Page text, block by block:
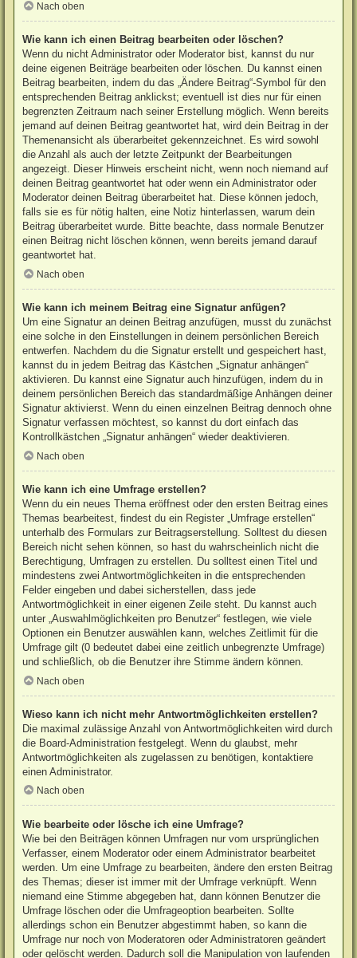
Nach oben
Wie kann ich einen Beitrag bearbeiten oder löschen?
Wenn du nicht Administrator oder Moderator bist, kannst du nur
deine eigenen Beiträge bearbeiten oder löschen. Du kannst einen
Beitrag bearbeiten, indem du das „Ändere Beitrag“-Symbol für den
entsprechenden Beitrag anklickst; eventuell ist dies nur für einen
begrenzten Zeitraum nach seiner Erstellung möglich. Wenn bereits
jemand auf deinen Beitrag geantwortet hat, wird dein Beitrag in der
Themenansicht als überarbeitet gekennzeichnet. Es wird sowohl
die Anzahl als auch der letzte Zeitpunkt der Bearbeitungen
angezeigt. Dieser Hinweis erscheint nicht, wenn noch niemand auf
deinen Beitrag geantwortet hat oder wenn ein Administrator oder
Moderator deinen Beitrag überarbeitet hat. Diese können jedoch,
falls sie es für nötig halten, eine Notiz hinterlassen, warum dein
Beitrag überarbeitet wurde. Bitte beachte, dass normale Benutzer
einen Beitrag nicht löschen können, wenn bereits jemand darauf
geantwortet hat.
Nach oben
Wie kann ich meinem Beitrag eine Signatur anfügen?
Um eine Signatur an deinen Beitrag anzufügen, musst du zunächst
eine solche in den Einstellungen in deinem persönlichen Bereich
entwerfen. Nachdem du die Signatur erstellt und gespeichert hast,
kannst du in jedem Beitrag das Kästchen „Signatur anhängen“
aktivieren. Du kannst eine Signatur auch hinzufügen, indem du in
deinem persönlichen Bereich das standardmäßige Anhängen deiner
Signatur aktivierst. Wenn du einen einzelnen Beitrag dennoch ohne
Signatur verfassen möchtest, so kannst du dort einfach das
Kontrollkästchen „Signatur anhängen“ wieder deaktivieren.
Nach oben
Wie kann ich eine Umfrage erstellen?
Wenn du ein neues Thema eröffnest oder den ersten Beitrag eines
Themas bearbeitest, findest du ein Register „Umfrage erstellen“
unterhalb des Formulars zur Beitragserstellung. Solltest du diesen
Bereich nicht sehen können, so hast du wahrscheinlich nicht die
Berechtigung, Umfragen zu erstellen. Du solltest einen Titel und
mindestens zwei Antwortmöglichkeiten in die entsprechenden
Felder eingeben und dabei sicherstellen, dass jede
Antwortmöglichkeit in einer eigenen Zeile steht. Du kannst auch
unter „Auswahlmöglichkeiten pro Benutzer“ festlegen, wie viele
Optionen ein Benutzer auswählen kann, welches Zeitlimit für die
Umfrage gilt (0 bedeutet dabei eine zeitlich unbegrenzte Umfrage)
und schließlich, ob die Benutzer ihre Stimme ändern können.
Nach oben
Wieso kann ich nicht mehr Antwortmöglichkeiten erstellen?
Die maximal zulässige Anzahl von Antwortmöglichkeiten wird durch
die Board-Administration festgelegt. Wenn du glaubst, mehr
Antwortmöglichkeiten als zugelassen zu benötigen, kontaktiere
einen Administrator.
Nach oben
Wie bearbeite oder lösche ich eine Umfrage?
Wie bei den Beiträgen können Umfragen nur vom ursprünglichen
Verfasser, einem Moderator oder einem Administrator bearbeitet
werden. Um eine Umfrage zu bearbeiten, ändere den ersten Beitrag
des Themas; dieser ist immer mit der Umfrage verknüpft. Wenn
niemand eine Stimme abgegeben hat, dann können Benutzer die
Umfrage löschen oder die Umfrageoption bearbeiten. Sollte
allerdings schon ein Benutzer abgestimmt haben, so kann die
Umfrage nur noch von Moderatoren oder Administratoren geändert
oder gelöscht werden. Dadurch soll die Manipulation von laufenden